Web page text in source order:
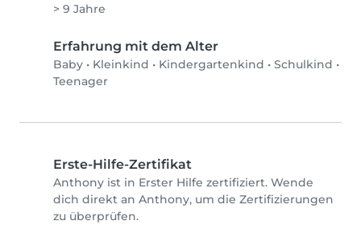
> 9 Jahre
Erfahrung mit dem Alter
Baby • Kleinkind • Kindergartenkind • Schulkind •
Teenager
Erste-Hilfe-Zertifikat
Anthony ist in Erster Hilfe zertifiziert. Wende
dich direkt an Anthony, um die Zertifizierungen
zu überprüfen.